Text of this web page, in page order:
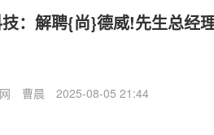
：解聘{尚}德威!先生总经
曹晨 2025-08-05 21:44